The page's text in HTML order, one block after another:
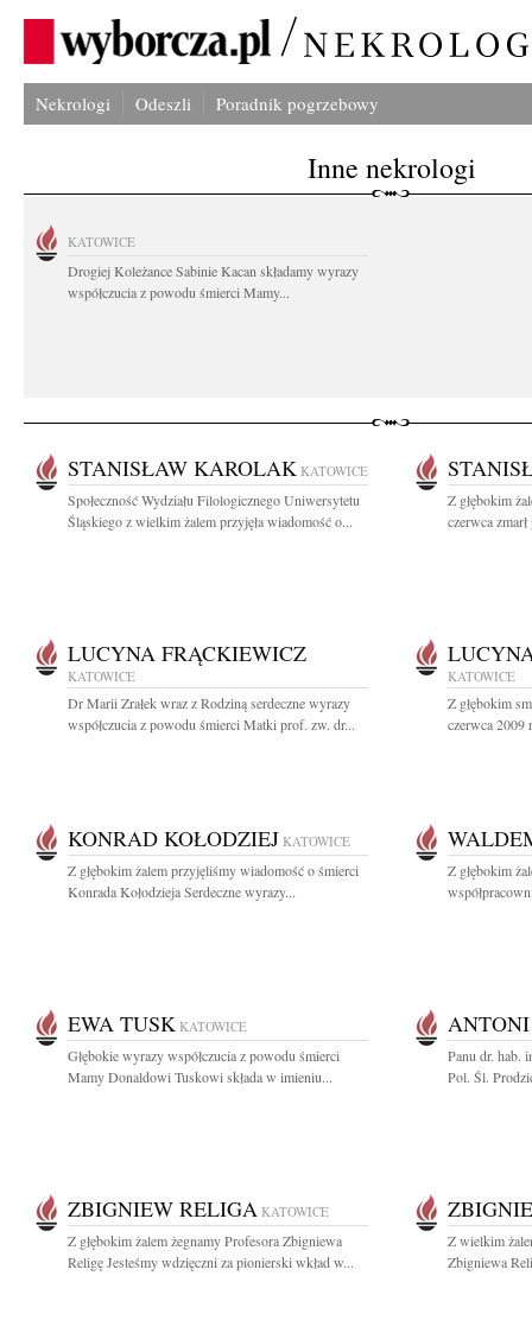
Nekrologi Odeszli Poradnik pogrzebowy
Inne nekrologi
KATOWICE
Drogiej Koleżance Sabinie Kacan składamy wyrazy
współczucia z powodu śmierci Mamy...
STANISŁAW KAROLAK KATOWICE
Społeczność Wydziału Filologicznego Uniwersytetu
Śląskiego z wielkim żalem przyjęła wiadomość o...
Z głębokim
czerwca
LUCYNA FRĄCKIEWICZ
KATOWICE
Dr Marii Zrałek wraz z Rodziną serdeczne wyrazy
współczucia z powodu śmierci Matki prof. zw. dr...
KATOWICE
Z głębokim
czerwca 2009
KONRAD KOŁODZIEJ KATOWICE
Z głębokim żalem przyjęliśmy wiadomość o śmierci
Konrada Kołodzieja Serdeczne wyrazy...
Z głębokim
EWA TUSK KATOWICE
Głębokie wyrazy współczucia z powodu śmierci
Mamy Donaldowi Tuskowi składa w imieniu...
Panu dr. hab.
Pol. Śl.
ZBIGNIEW RELIGA KATOWICE
Z głębokim żalem żegnamy Profesora Zbigniewa
Religę Jesteśmy wdzięczni za pionierski wkład w...
Z wielkim
Zbigniewa